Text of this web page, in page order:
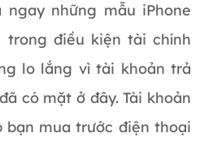
ngay những mẫu iPhone
điều kiện tài chính
lo lắng vì tài khoản trả
có mặt ở đây. Tài khoản
bạn mua trước điện thoại